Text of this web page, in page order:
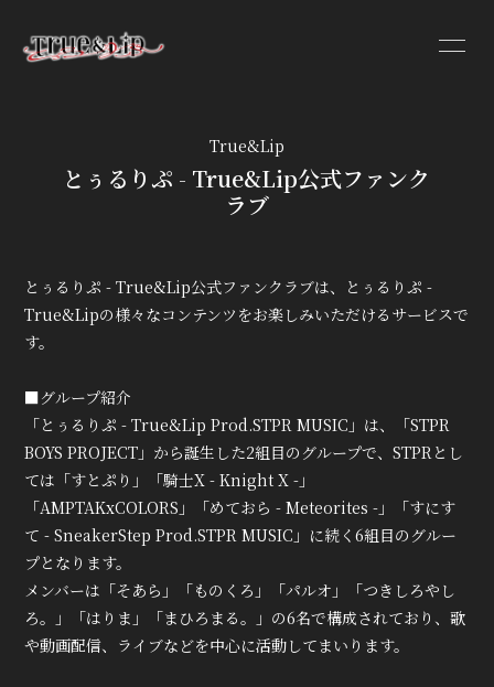
HOME
INFORMATION
VIDEO
True&Lip
とぅるりぷ - True&Lip公式ファンク
ラブ
とぅるりぷ - True&Lip公式ファンクラブは、とぅるりぷ -
True&Lipの様々なコンテンツをお楽しみいただけるサービスで
す。
■グループ紹介
「とぅるりぷ - True&Lip Prod.STPR MUSIC」は、「STPR
BOYS PROJECT」から誕生した2組目のグループで、STPRとし
ては「すとぷり」「騎士X - Knight X -」
「AMPTAKxCOLORS」「めておら - Meteorites -」「すにす
て - SneakerStep Prod.STPR MUSIC」に続く6組目のグルー
プとなります。
メンバーは「そあら」「ものくろ」「パルオ」「つきしろやし
ろ。」「はりま」「まひろまる。」の6名で構成されており、歌
や動画配信、ライブなどを中心に活動してまいります。